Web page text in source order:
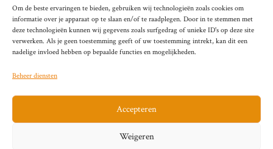
Om de beste ervaringen te bieden, gebruiken wij technologieën zoals cookies om
informatie over je apparaat op te slaan en/of te raadplegen. Door in te stemmen met
deze technologieën kunnen wij gegevens zoals surfgedrag of unieke ID's op deze site
verwerken. Als je geen toestemming geeft of uw toestemming intrekt, kan dit een
nadelige invloed hebben op bepaalde functies en mogelijkheden.
Beheer diensten
Accepteren
Weigeren
Hardnekkige Inflatie bij de ‘Grote Vier’
van de Eurozone
Mei 29, 2026
Sitemap Contact Privacybeleid (EU)
Impressum
Cookiebeleid (EU)